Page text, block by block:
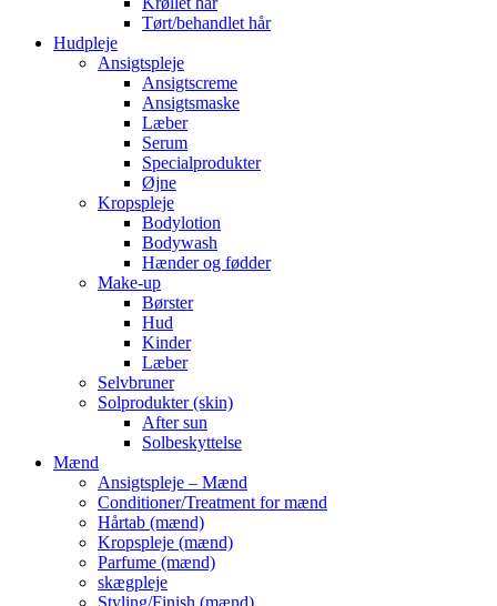
Tørt/behandlet hår
Hudpleje
Ansigtspleje
Ansigtscreme
Ansigtsmaske
Læber
Serum
Specialprodukter
Øjne
Kropspleje
Bodylotion
Bodywash
Hænder og fødder
Make-up
Børster
Hud
Kinder
Læber
Selvbruner
Solprodukter (skin)
After sun
Solbeskyttelse
Mænd
Ansigtspleje – Mænd
Conditioner/Treatment for mænd
Hårtab (mænd)
Kropspleje (mænd)
Parfume (mænd)
skægpleje
Styling/Finish (mænd)